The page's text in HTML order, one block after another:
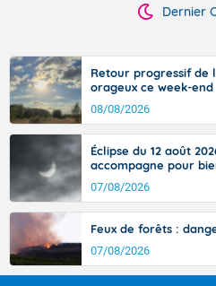
Dernier
Retour progressif de
orageux ce week-end
08/08/2026
Éclipse du 12 août
accompagne pour
07/08/2026
Feux de forêts :
07/08/2026